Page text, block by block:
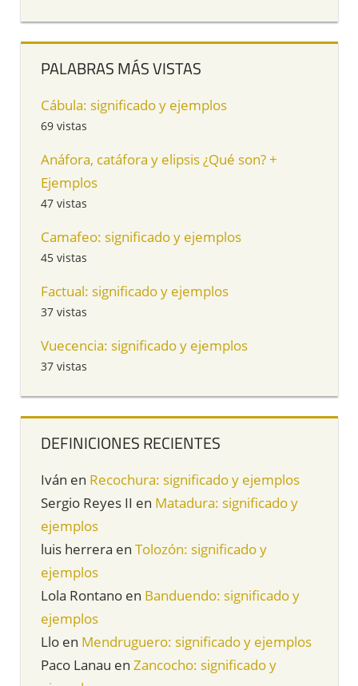
PALABRAS MÁS VISTAS
Cábula: significado y ejemplos
69 vistas
Anáfora, catáfora y elipsis ¿Qué son? +
Ejemplos
47 vistas
Camafeo: significado y ejemplos
45 vistas
Factual: significado y ejemplos
37 vistas
Vuecencia: significado y ejemplos
37 vistas
DEFINICIONES RECIENTES
Iván en Recochura: significado y ejemplos
Sergio Reyes II en Matadura: significado y
ejemplos
luis herrera en Tolozón: significado y
ejemplos
Lola Rontano en Banduendo: significado y
ejemplos
Llo en Mendruguero: significado y ejemplos
Paco Lanau en Zancocho: significado y